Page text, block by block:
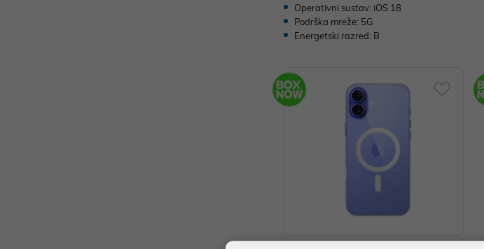
Operativni sustav: iOS 18
Podrška mreže: 5G
Energetski razred: B